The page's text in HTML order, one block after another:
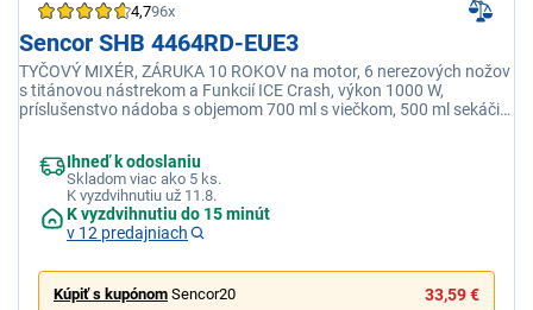
4,796x
Sencor SHB 4464RD-EUE3
TYČOVÝ MIXÉR, ZÁRUKA 10 ROKOV na motor, 6 nerezových nožov
s titánovou nástrekom a Funkcií ICE Crash, výkon 1000 W,
príslušenstvo nádoba s objemom 700 ml s viečkom, 500 ml sekáčik,
Ihneď k odoslaniu
Skladom viac ako 5 ks.
K vyzdvihnutiu už 11.8.
K vyzdvihnutiu do 15 minút
v 12 predajniach
Kúpiť s kupónom Sencor20 33,59 €